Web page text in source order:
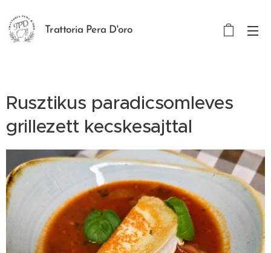
Trattoria Pera D'oro
Rusztikus paradicsomleves
grillezett kecskesajttal